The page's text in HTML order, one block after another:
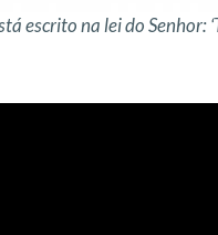
escrito na lei do Senhor: